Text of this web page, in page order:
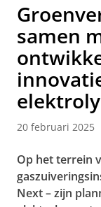
samen
20 februari 2025
Op het terrein
Next – zijn